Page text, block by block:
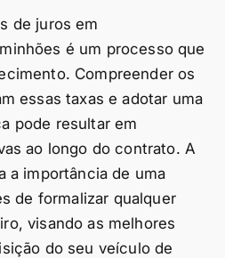
de juros em
é um processo que
Compreender os
essas taxas e adotar uma
pode resultar em
ao longo do contrato. A
a importância de uma
de formalizar qualquer
visando as melhores
do seu veículo de